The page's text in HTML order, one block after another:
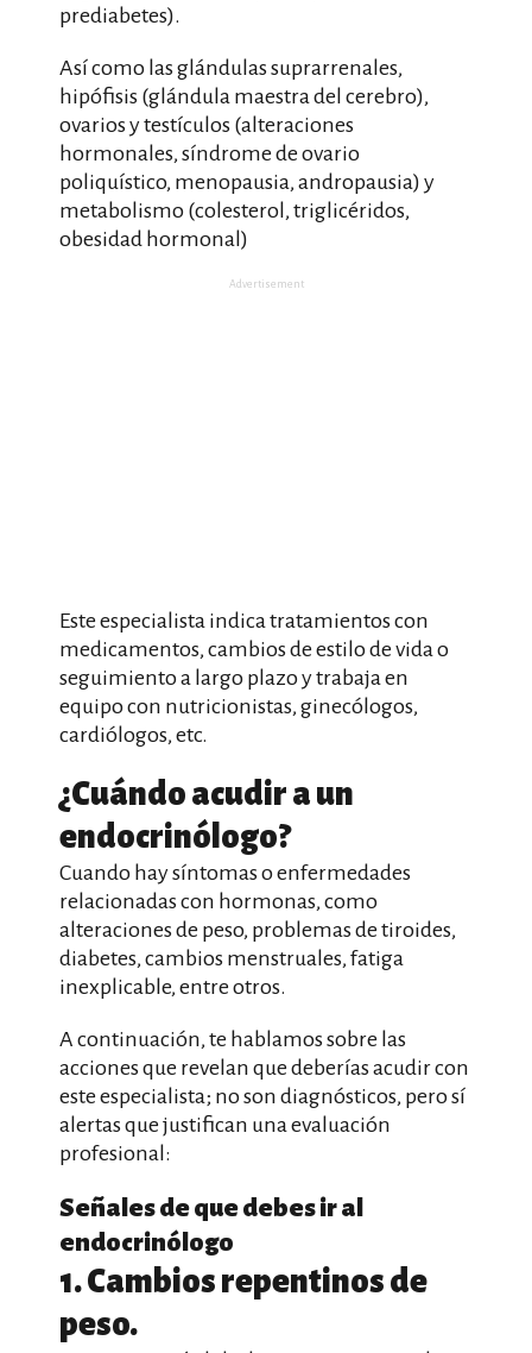
prediabetes).
Así como las glándulas suprarrenales,
hipófisis (glándula maestra del cerebro),
ovarios y testículos (alteraciones
hormonales, síndrome de ovario
poliquístico, menopausia, andropausia) y
metabolismo (colesterol, triglicéridos,
obesidad hormonal)
Advertisement
Este especialista indica tratamientos con
medicamentos, cambios de estilo de vida o
seguimiento a largo plazo y trabaja en
equipo con nutricionistas, ginecólogos,
cardiólogos, etc.
¿Cuándo acudir a un
endocrinólogo?
Cuando hay síntomas o enfermedades
relacionadas con hormonas, como
alteraciones de peso, problemas de tiroides,
diabetes, cambios menstruales, fatiga
inexplicable, entre otros.
A continuación, te hablamos sobre las
acciones que revelan que deberías acudir con
este especialista; no son diagnósticos, pero sí
alertas que justifican una evaluación
profesional:
Señales de que debes ir al
endocrinólogo
1. Cambios repentinos de
peso.